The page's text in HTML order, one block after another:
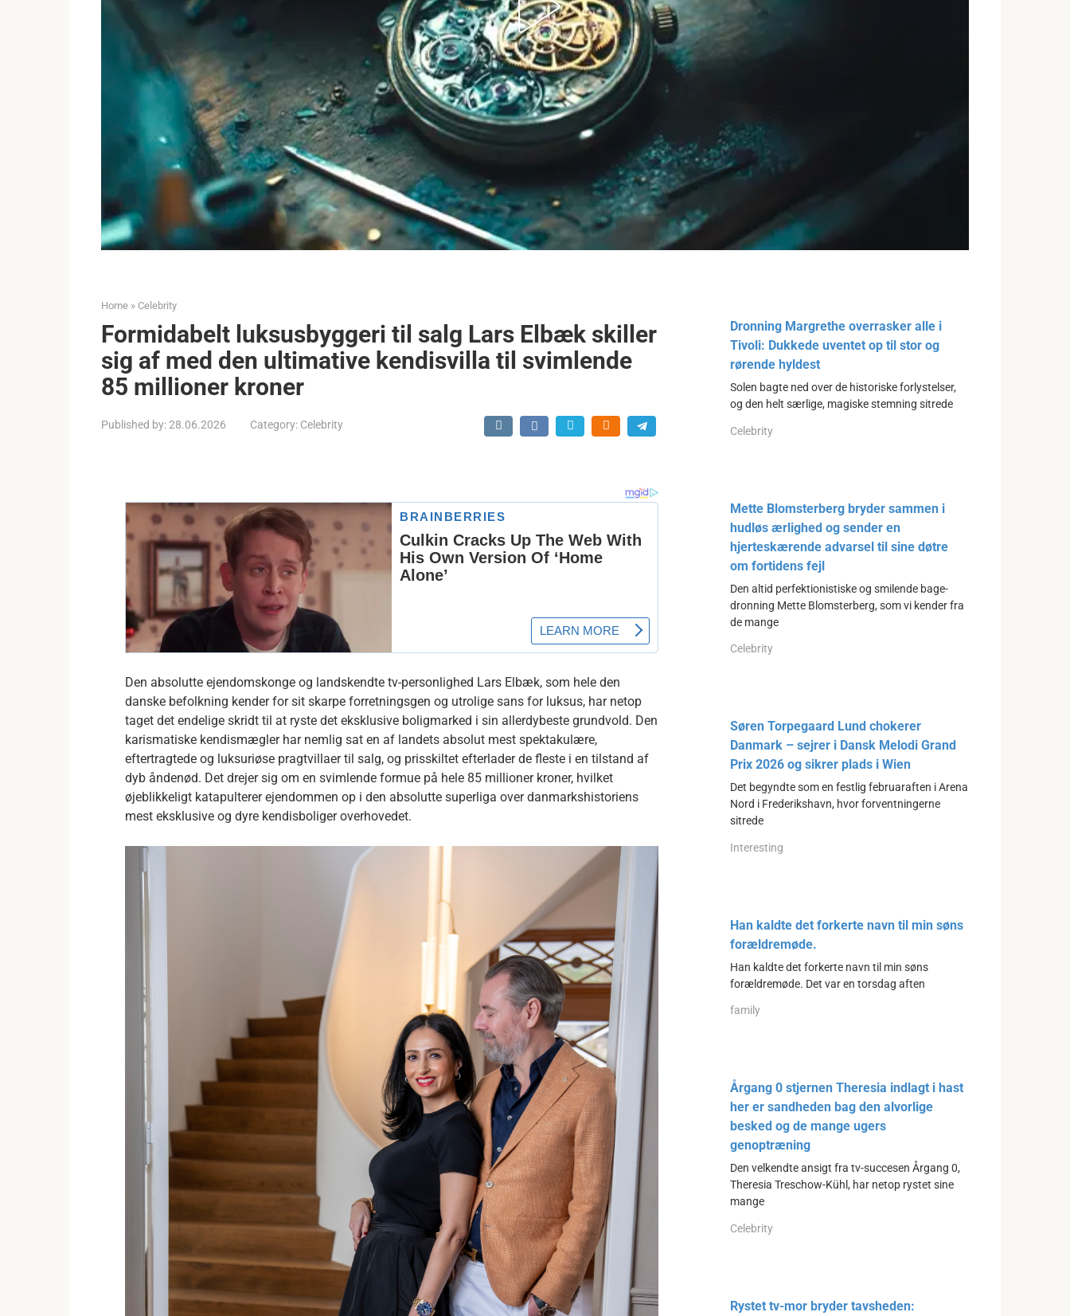
Home » Celebrity
Formidabelt luksusbyggeri til salg Lars Elbæk skiller
sig af med den ultimative kendisvilla til svimlende
85 millioner kroner
Published by:28.06.2026 Category: Celebrity
Den absolutte ejendomskonge og landskendte tv-personlighed Lars Elbæk, som hele den
danske befolkning kender for sit skarpe forretningsgen og utrolige sans for luksus, har netop
taget det endelige skridt til at ryste det eksklusive boligmarked i sin allerdybeste grundvold. Den
karismatiske kendismægler har nemlig sat en af landets absolut mest spektakulære,
eftertragtede og luksuriøse pragtvillaer til salg, og prisskiltet efterlader de fleste i en tilstand af
dyb åndenød. Det drejer sig om en svimlende formue på hele 85 millioner kroner, hvilket
øjeblikkeligt katapulterer ejendommen op i den absolutte superliga over danmarkshistoriens
mest eksklusive og dyre kendisboliger overhovedet.
Dronning Margrethe overrasker alle i
Tivoli: Dukkede uventet op til stor og
rørende hyldest
Solen bagte ned over de historiske forlystelser,
og den helt særlige, magiske stemning sitrede
Celebrity
Mette Blomsterberg bryder sammen i
hudløs ærlighed og sender en
hjerteskærende advarsel til sine døtre
om fortidens fejl
Den altid perfektionistiske og smilende bage-
dronning Mette Blomsterberg, som vi kender fra
de mange
Celebrity
Søren Torpegaard Lund chokerer
Danmark – sejrer i Dansk Melodi Grand
Prix 2026 og sikrer plads i Wien
Det begyndte som en festlig februaraften i Arena
Nord i Frederikshavn, hvor forventningerne
sitrede
Interesting
Han kaldte det forkerte navn til min søns
forældremøde.
Han kaldte det forkerte navn til min søns
forældremøde. Det var en torsdag aften
family
Årgang 0 stjernen Theresia indlagt i hast
her er sandheden bag den alvorlige
besked og de mange ugers
genoptræning
Den velkendte ansigt fra tv-succesen Årgang 0,
Theresia Treschow-Kühl, har netop rystet sine
mange
Celebrity
Rystet tv-mor bryder tavsheden: